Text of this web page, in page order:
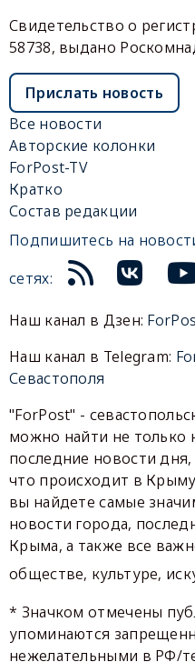
Свидетельство о
58738, выдано
Прислать новость
Все новости
Авторские колонки
ForPost-TV
Кратко
Состав редакции
Подпишитесь на
сетях:
Наш канал в Дзен:
Наш канал в Telegram:
Севастополя
"ForPost" -
можно найти не только
последние новости
что происходит в
вы найдете самые
новости города,
Крыма, а также все
обществе, культуре,
* Значком отмечены
упоминаются
нежелательными в РФ/